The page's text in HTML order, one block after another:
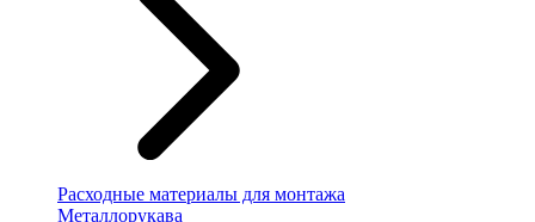
Расходные материалы для монтажа
Металлорукава